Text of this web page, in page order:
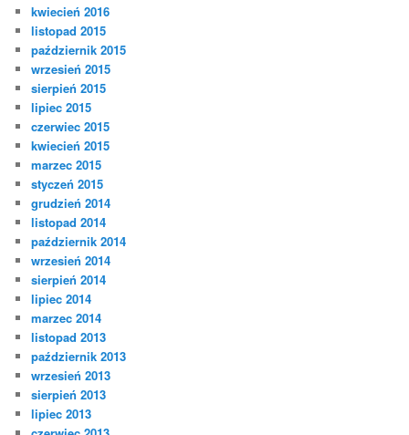
kwiecień 2016
listopad 2015
październik 2015
wrzesień 2015
sierpień 2015
lipiec 2015
czerwiec 2015
kwiecień 2015
marzec 2015
styczeń 2015
grudzień 2014
listopad 2014
październik 2014
wrzesień 2014
sierpień 2014
lipiec 2014
marzec 2014
listopad 2013
październik 2013
wrzesień 2013
sierpień 2013
lipiec 2013